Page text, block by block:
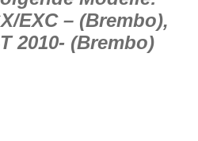
EXC – (Brembo),
2010- (Brembo)